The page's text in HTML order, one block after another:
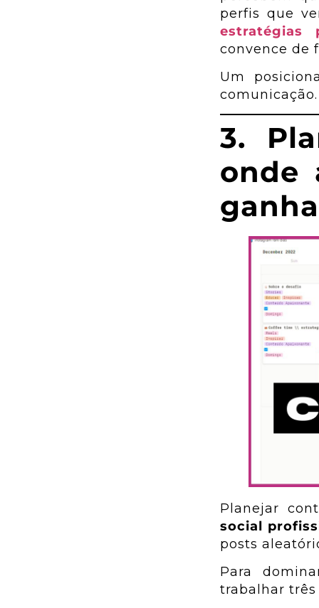
perfis que
estratégias
convence de
Um
comunicação.
3.
onde
Planejar
social
posts
Para
trabalhar